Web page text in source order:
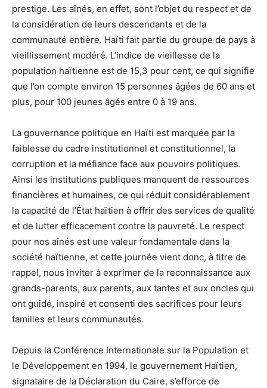
prestige. Les aînés, en effet, sont l’objet du respect et de
la considération de leurs descendants et de la
communauté entière. Haïti fait partie du groupe de pays à
vieillissement modéré. L’indice de vieillesse de la
population haïtienne est de 15,3 pour cent, ce qui signifie
que l’on compte environ 15 personnes âgées de 60 ans et
plus, pour 100 jeunes âgés entre 0 à 19 ans.
La gouvernance politique en Haïti est marquée par la
faiblesse du cadre institutionnel et constitutionnel, la
corruption et la méfiance face aux pouvoirs politiques.
Ainsi les institutions publiques manquent de ressources
financières et humaines, ce qui réduit considérablement
la capacité de l’État haïtien à offrir des services de qualité
et de lutter efficacement contre la pauvreté. Le respect
pour nos aînés est une valeur fondamentale dans la
société haïtienne, et cette journée vient donc, à titre de
rappel, nous inviter à exprimer de la reconnaissance aux
grands-parents, aux parents, aux tantes et aux oncles qui
ont guidé, inspiré et consenti des sacrifices pour leurs
familles et leurs communautés.
Depuis la Conférence Internationale sur la Population et
le Développement en 1994, le gouvernement Haïtien,
signataire de la Déclaration du Caire, s’efforce de